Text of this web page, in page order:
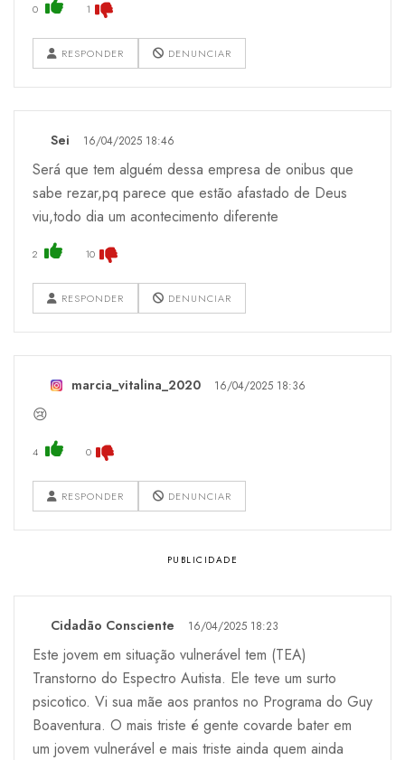
0 1
RESPONDER DENUNCIAR
Sei 16/04/2025 18:46
Será que tem alguém dessa empresa de onibus que
sabe rezar,pq parece que estão afastado de Deus
viu,todo dia um acontecimento diferente
2 10
RESPONDER DENUNCIAR
marcia_vitalina_2020 16/04/2025 18:36
😢
4 0
RESPONDER DENUNCIAR
Cidadão Consciente 16/04/2025 18:23
Este jovem em situação vulnerável tem (TEA)
Transtorno do Espectro Autista. Ele teve um surto
psicotico. Vi sua mãe aos prantos no Programa do Guy
Boaventura. O mais triste é gente covarde bater em
um jovem vulnerável e mais triste ainda quem ainda